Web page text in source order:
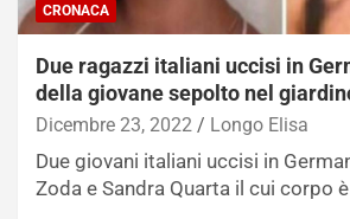
CRONACA
Due ragazzi italiani uccisi in
della giovane sepolto nel
Dicembre 23, 2022 Longo Elisa
Due giovani italiani uccisi in
Zoda e Sandra Quarta il cui corpo